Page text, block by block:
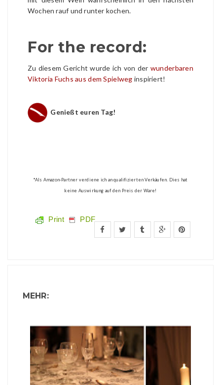
Wochen rauf und runter kochen.
For the record:
Zu diesem Gericht wurde ich von der wunderbaren
Viktoria Fuchs aus dem Spielweg inspiriert!
Genießt euren Tag!
*Als Amazon-Partner verdiene ich an qualifizierten Verkäufen. Dies hat
keine Auswirkung auf den Preis der Ware!
Print PDF
MEHR: